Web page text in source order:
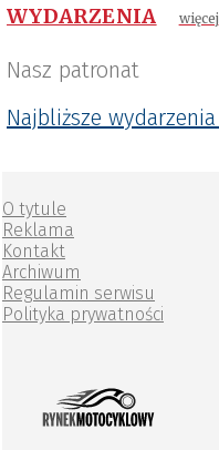
WYDARZENIA więcej
Nasz patronat
Najbliższe wydarzenia
O tytule
Reklama
Kontakt
Archiwum
Regulamin serwisu
Polityka prywatności